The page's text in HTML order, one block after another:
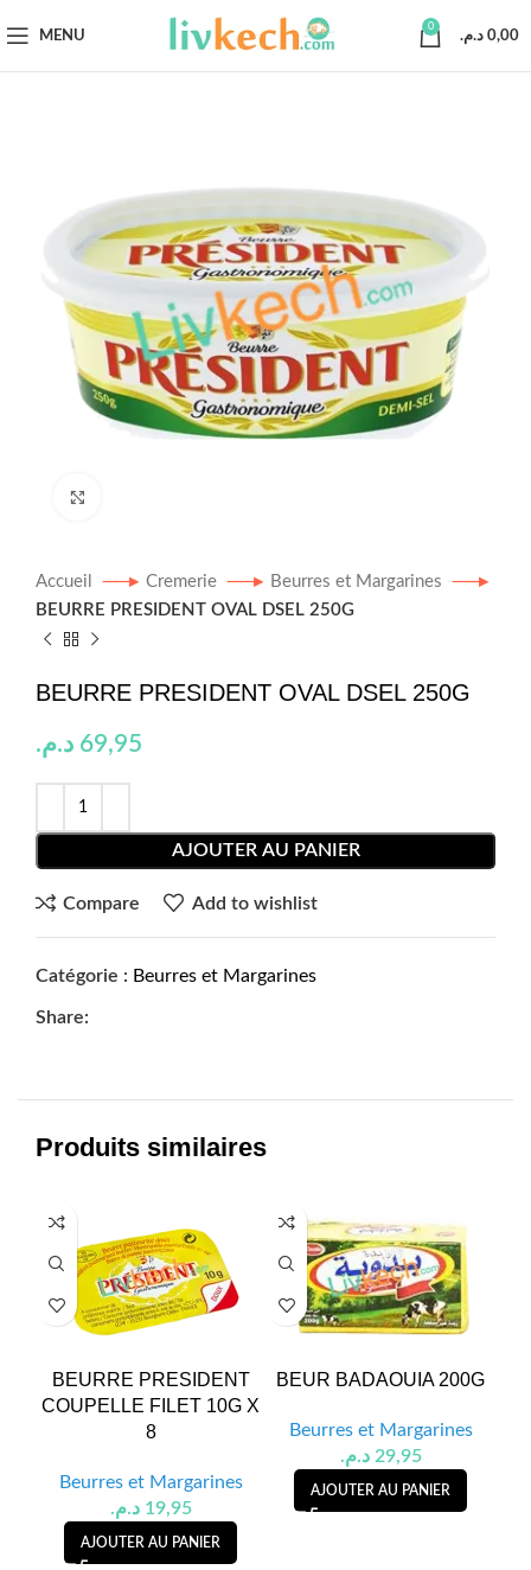
MENU
0
0,00 د.م.
Accueil Cremerie
Beurres et Margarines
BEURRE PRESIDENT OVAL DSEL 250G
BEURRE PRESIDENT OVAL DSEL 250G
69,95 د.م.
AJOUTER AU PANIER
Compare Add to wishlist
Catégorie : Beurres et Margarines
Share:
Produits similaires
BEURRE PRESIDENT
COUPELLE FILET 10G X
8
Beurres et Margarines
19,95 د.م.
AJOUTER AU PANIER
BEUR BADAOUIA 200G
Beurres et Margarines
29,95 د.م.
AJOUTER AU PANIER